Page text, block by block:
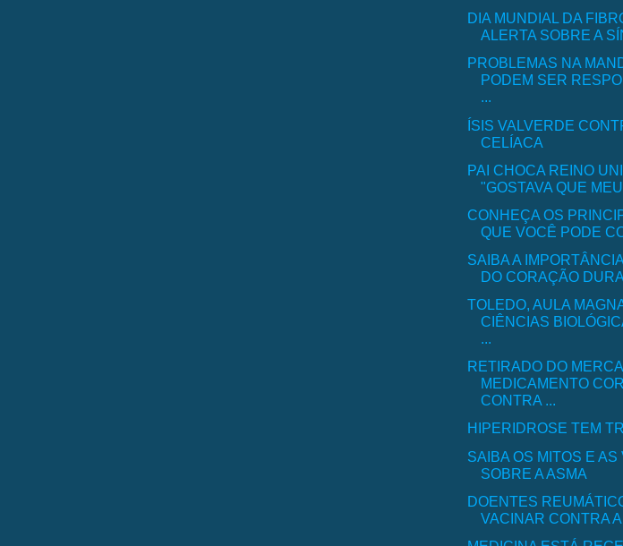
DIA MUNDIAL DA
ALERTA SOBRE A
PROBLEMAS NA
PODEM SER
...
ÍSIS VALVERDE
CELÍACA
PAI CHOCA REINO
"GOSTAVA QUE
CONHEÇA OS
QUE VOCÊ PODE
SAIBA A
DO CORAÇÃO
TOLEDO, AULA
CIÊNCIAS
...
RETIRADO DO
MEDICAMENTO
CONTRA ...
HIPERIDROSE TEM
SAIBA OS MITOS E
SOBRE A ASMA
DOENTES
VACINAR CONTRA